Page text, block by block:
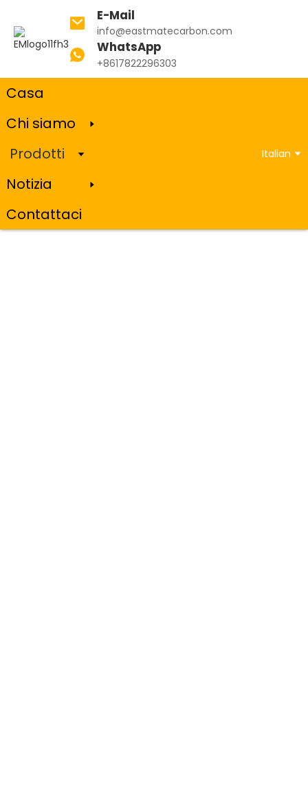
E-Mail
info@eastmatecarbon.com
WhatsApp
+8617822296303
Casa
Chi siamo
Prodotti
Notizia
Contattaci
Italian
Prodotti Carburo di silicio
Carburo di silicio